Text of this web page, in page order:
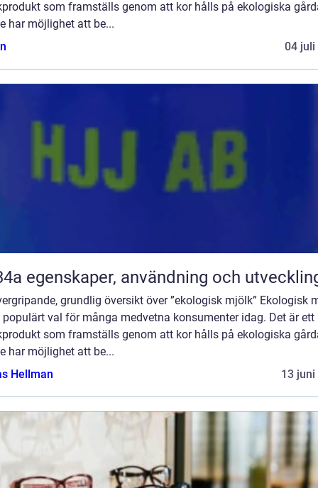
som framställs genom att kor hålls på ekologiska
har möjlighet att be...
04 juli
R134a egenskaper, användning och
grundlig översikt över ”ekologisk mjölk” Ekologisk
populärt val för många medvetna konsumenter idag. Det är ett
som framställs genom att kor hålls på ekologiska
har möjlighet att be...
Hellman
13 juni